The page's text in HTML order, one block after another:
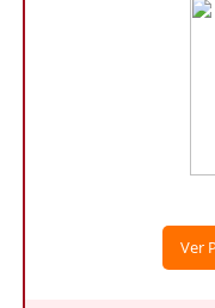
Ver